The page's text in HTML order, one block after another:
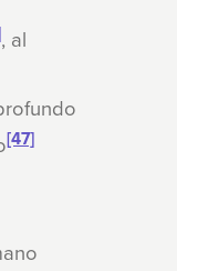
, al
[47]